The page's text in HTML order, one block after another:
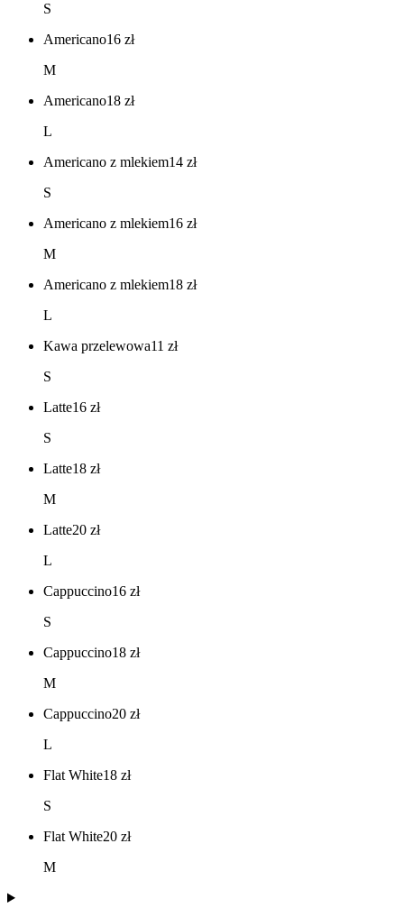
S
Americano16 zł
M
Americano18 zł
L
Americano z mlekiem14 zł
S
Americano z mlekiem16 zł
M
Americano z mlekiem18 zł
L
Kawa przelewowa11 zł
S
Latte16 zł
S
Latte18 zł
M
Latte20 zł
L
Cappuccino16 zł
S
Cappuccino18 zł
M
Cappuccino20 zł
L
Flat White18 zł
S
Flat White20 zł
M